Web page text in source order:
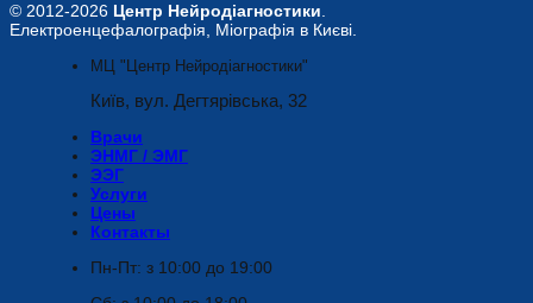
© 2012-2026 Центр Нейродіагностики.
Електроенцефалографія, Міографія в Києві.
МЦ "Центр Нейродіагностики"
Київ, вул. Дегтярівська, 32
Врачи
ЭНМГ / ЭМГ
ЭЭГ
Услуги
Цены
Контакты
Пн-Пт: з 10:00 до 19:00